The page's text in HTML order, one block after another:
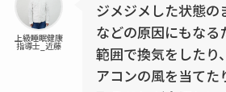
上級睡眠健康
指導士_近藤
ジメジメした状態の
などの原因にもなる
範囲で換気をしたり
アコンの風を当てた